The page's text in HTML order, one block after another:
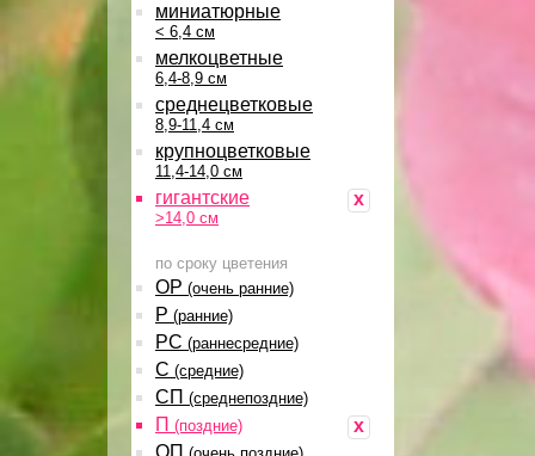
миниатюрные
< 6,4 см
мелкоцветные
6,4-8,9 см
среднецветковые
8,9-11,4 см
крупноцветковые
11,4-14,0 см
x
гигантские
>14,0 см
по сроку цветения
ОР (очень ранние)
Р (ранние)
РС (раннесредние)
С (средние)
СП (среднепоздние)
x
П (поздние)
ОП